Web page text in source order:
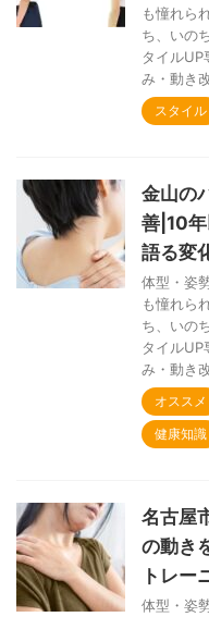
も憧れら
ち、いの
タイル
み・動き
スタイル
金山の
善|10
語る変
体型・姿
も憧れら
ち、いの
タイル
み・動き
オススメ
健康知識
名古屋
の動き
トレー
体型・姿